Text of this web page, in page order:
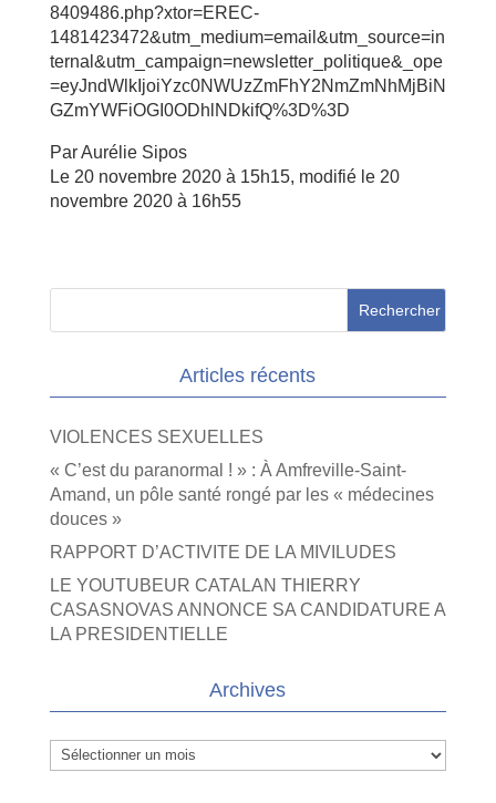
8409486.php?xtor=EREC-
1481423472&utm_medium=email&utm_source=in
ternal&utm_campaign=newsletter_politique&_ope
=eyJndWlkIjoiYzc0NWUzZmFhY2NmZmNhMjBiN
GZmYWFiOGI0ODhlNDkifQ%3D%3D
ParAurélie Sipos
Le 20 novembre 2020 à 15h15, modifié le 20
novembre 2020 à 16h55
Articles récents
VIOLENCES SEXUELLES
« C’est du paranormal ! » : À Amfreville-Saint-
Amand, un pôle santé rongé par les « médecines
douces »
RAPPORT D’ACTIVITE DE LA MIVILUDES
LE YOUTUBEUR CATALAN THIERRY
CASASNOVAS ANNONCE SA CANDIDATURE A
LA PRESIDENTIELLE
Archives
Archives